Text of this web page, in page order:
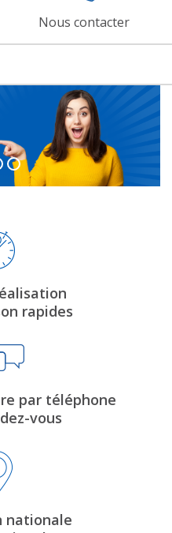
Nous contacter
rapides
par téléphone
vous
nationale